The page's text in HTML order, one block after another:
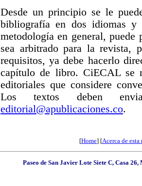
Desde un principio se le
bibliografía en dos idiomas y
metodología en general, puede
sea arbitrado para la revista,
requisitos, ya debe hacerlo
capítulo de libro. CiECAL se
editoriales que considere
Los textos deben
editorial@apublicaciones.co.
[Home] [Acerca de esta
Paseo de San Javier Lote Siete C, Casa